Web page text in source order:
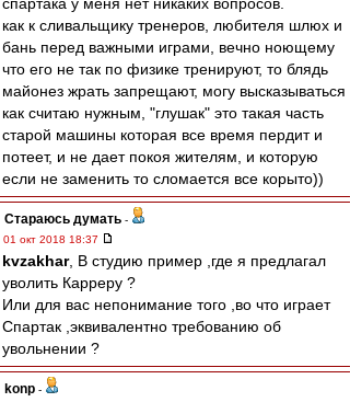
как к сливальщику тренеров, любителя шлюх и
бань перед важными играми, вечно ноющему
что его не так по физике тренируют, то блядь
майонез жрать запрещают, могу высказываться
как считаю нужным, "глушак" это такая часть
старой машины которая все время пердит и
потеет, и не дает покоя жителям, и которую
если не заменить то сломается все корыто))
Стараюсь думать -
01 окт 2018 18:37
kvzakhar, В студию пример ,где я предлагал
уволить Карреру ?
Или для вас непонимание того ,во что играет
Спартак ,эквивалентно требованию об
увольнении ?
konp -